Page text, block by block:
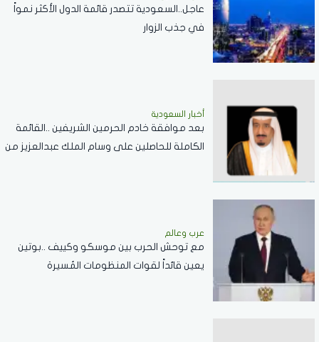
عاجل..السعودية تتصدر قائمة الدول الأكثر نمواً
في جذب الزوار
أخبار السعودية
بعد موافقة خادم الحرمين الشريفين ..القائمة
الكاملة للحاصلين على وسام الملك عبدالعزيز من
عرب وعالم
مع توحش الحرب بين موسكو وكييف ..بوتين
يعين قائداً لقوات المنظومات المُسيرة